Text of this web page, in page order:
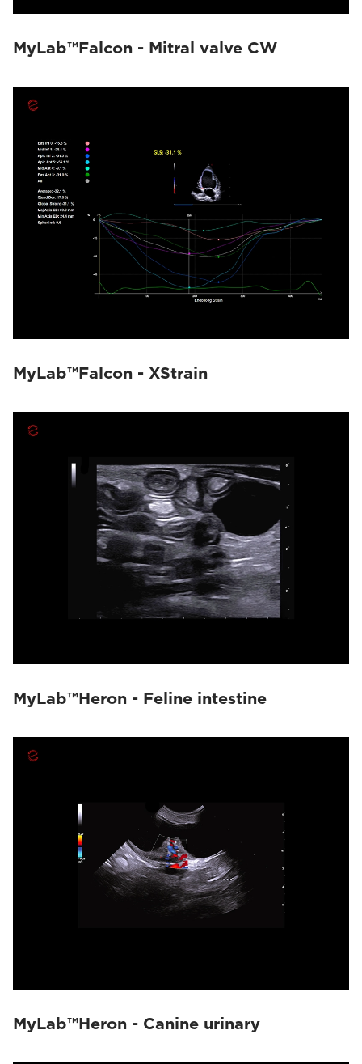
MyLab™Falcon - Mitral valve CW
MyLab™Falcon - XStrain
MyLab™Heron - Feline intestine
MyLab™Heron - Canine urinary